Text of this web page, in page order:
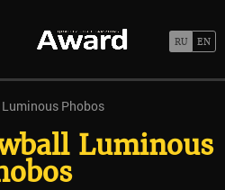
Phobos
Luminous